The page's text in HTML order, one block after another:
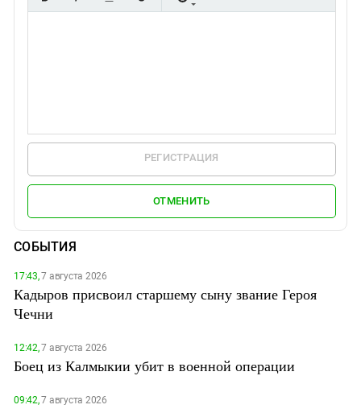
РЕГИСТРАЦИЯ
ОТМЕНИТЬ
СОБЫТИЯ
17:43,7 августа 2026
Кадыров присвоил старшему сыну звание Героя
Чечни
12:42,7 августа 2026
Боец из Калмыкии убит в военной операции
09:42,7 августа 2026